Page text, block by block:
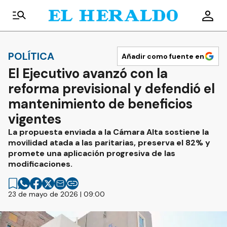
POLÍTICA Añadir como fuente en
El Ejecutivo avanzó con la
reforma previsional y defendió el
mantenimiento de beneficios
vigentes
La propuesta enviada a la Cámara Alta sostiene la
movilidad atada a las paritarias, preserva el 82% y
promete una aplicación progresiva de las
modificaciones.
23 de mayo de 2026 | 09:00